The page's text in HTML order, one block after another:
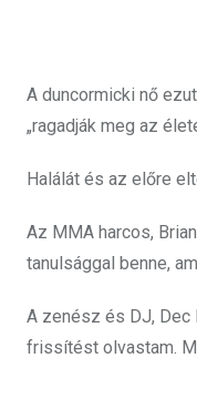
A duncormicki nő
„ragadják meg az
Halálát és az előre
Az MMA harcos,
tanulsággal benne,
A zenész és DJ, Dec
frissítést olvastam.